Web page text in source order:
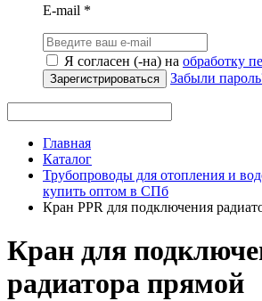
E-mail *
Я согласен (-на) на обработку
Зарегистрироваться Забыли
Главная
Каталог
Трубопроводы для отопления и
купить оптом в СПб
Кран PPR для подключения
Кран для
радиатора прямой